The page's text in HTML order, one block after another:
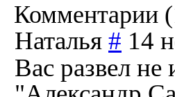
Комментарии (
Наталья # 14
Вас развел